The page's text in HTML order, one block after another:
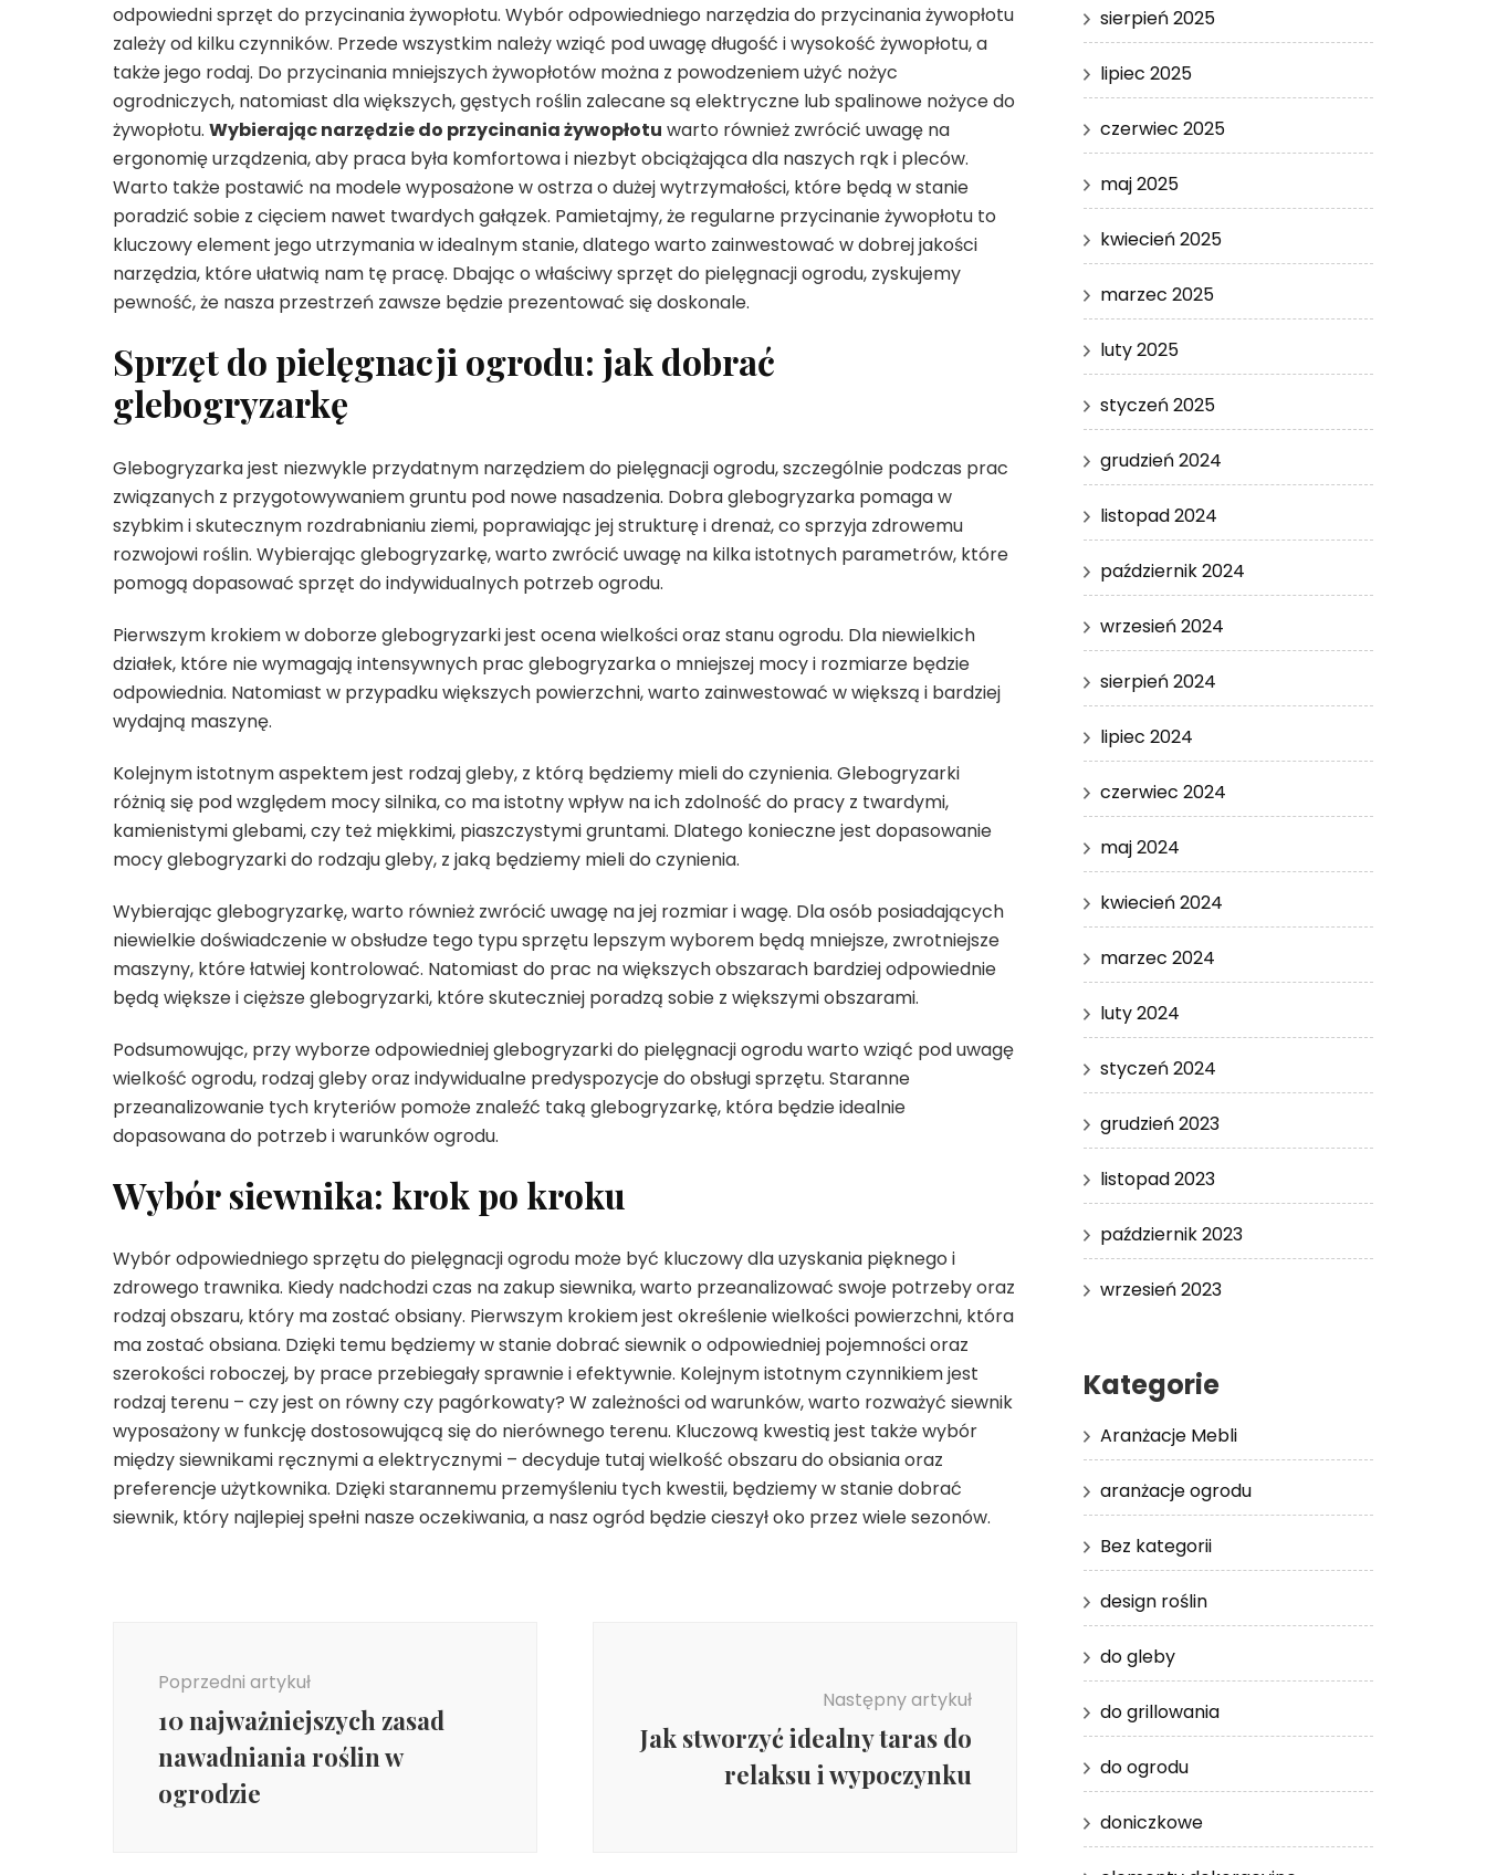
odpowiedni sprzęt do przycinania żywopłotu. Wybór odpowiedniego narzędzia do przycinania żywopłotu
zależy od kilku czynników. Przede wszystkim należy wziąć pod uwagę długość i wysokość żywopłotu, a
także jego rodaj. Do przycinania mniejszych żywopłotów można z powodzeniem użyć nożyc
ogrodniczych, natomiast dla większych, gęstych roślin zalecane są elektryczne lub spalinowe nożyce do
żywopłotu. Wybierając narzędzie do przycinania żywopłotu warto również zwrócić uwagę na
ergonomię urządzenia, aby praca była komfortowa i niezbyt obciążająca dla naszych rąk i pleców.
Warto także postawić na modele wyposażone w ostrza o dużej wytrzymałości, które będą w stanie
poradzić sobie z cięciem nawet twardych gałązek. Pamietajmy, że regularne przycinanie żywopłotu to
kluczowy element jego utrzymania w idealnym stanie, dlatego warto zainwestować w dobrej jakości
narzędzia, które ułatwią nam tę pracę. Dbając o właściwy sprzęt do pielęgnacji ogrodu, zyskujemy
pewność, że nasza przestrzeń zawsze będzie prezentować się doskonale.
Sprzęt do pielęgnacji ogrodu: jak dobrać
glebogryzarkę
Glebogryzarka jest niezwykle przydatnym narzędziem do pielęgnacji ogrodu, szczególnie podczas prac
związanych z przygotowywaniem gruntu pod nowe nasadzenia. Dobra glebogryzarka pomaga w
szybkim i skutecznym rozdrabnianiu ziemi, poprawiając jej strukturę i drenaż, co sprzyja zdrowemu
rozwojowi roślin. Wybierając glebogryzarkę, warto zwrócić uwagę na kilka istotnych parametrów, które
pomogą dopasować sprzęt do indywidualnych potrzeb ogrodu.
Pierwszym krokiem w doborze glebogryzarki jest ocena wielkości oraz stanu ogrodu. Dla niewielkich
działek, które nie wymagają intensywnych prac glebogryzarka o mniejszej mocy i rozmiarze będzie
odpowiednia. Natomiast w przypadku większych powierzchni, warto zainwestować w większą i bardziej
wydajną maszynę.
Kolejnym istotnym aspektem jest rodzaj gleby, z którą będziemy mieli do czynienia. Glebogryzarki
różnią się pod względem mocy silnika, co ma istotny wpływ na ich zdolność do pracy z twardymi,
kamienistymi glebami, czy też miękkimi, piaszczystymi gruntami. Dlatego konieczne jest dopasowanie
mocy glebogryzarki do rodzaju gleby, z jaką będziemy mieli do czynienia.
Wybierając glebogryzarkę, warto również zwrócić uwagę na jej rozmiar i wagę. Dla osób posiadających
niewielkie doświadczenie w obsłudze tego typu sprzętu lepszym wyborem będą mniejsze, zwrotniejsze
maszyny, które łatwiej kontrolować. Natomiast do prac na większych obszarach bardziej odpowiednie
będą większe i cięższe glebogryzarki, które skuteczniej poradzą sobie z większymi obszarami.
Podsumowując, przy wyborze odpowiedniej glebogryzarki do pielęgnacji ogrodu warto wziąć pod uwagę
wielkość ogrodu, rodzaj gleby oraz indywidualne predyspozycje do obsługi sprzętu. Staranne
przeanalizowanie tych kryteriów pomoże znaleźć taką glebogryzarkę, która będzie idealnie
dopasowana do potrzeb i warunków ogrodu.
Wybór siewnika: krok po kroku
Wybór odpowiedniego sprzętu do pielęgnacji ogrodu może być kluczowy dla uzyskania pięknego i
zdrowego trawnika. Kiedy nadchodzi czas na zakup siewnika, warto przeanalizować swoje potrzeby oraz
rodzaj obszaru, który ma zostać obsiany. Pierwszym krokiem jest określenie wielkości powierzchni, która
ma zostać obsiana. Dzięki temu będziemy w stanie dobrać siewnik o odpowiedniej pojemności oraz
szerokości roboczej, by prace przebiegały sprawnie i efektywnie. Kolejnym istotnym czynnikiem jest
rodzaj terenu – czy jest on równy czy pagórkowaty? W zależności od warunków, warto rozważyć siewnik
wyposażony w funkcję dostosowującą się do nierównego terenu. Kluczową kwestią jest także wybór
między siewnikami ręcznymi a elektrycznymi – decyduje tutaj wielkość obszaru do obsiania oraz
preferencje użytkownika. Dzięki starannemu przemyśleniu tych kwestii, będziemy w stanie dobrać
siewnik, który najlepiej spełni nasze oczekiwania, a nasz ogród będzie cieszył oko przez wiele sezonów.
Poprzedni artykuł
10 najważniejszych zasad
nawadniania roślin w
ogrodzie
Następny artykuł
Jak stworzyć idealny taras do
relaksu i wypoczynku
sierpień 2025
lipiec 2025
czerwiec 2025
maj 2025
kwiecień 2025
marzec 2025
luty 2025
styczeń 2025
grudzień 2024
listopad 2024
październik 2024
wrzesień 2024
sierpień 2024
lipiec 2024
czerwiec 2024
maj 2024
kwiecień 2024
marzec 2024
luty 2024
styczeń 2024
grudzień 2023
listopad 2023
październik 2023
wrzesień 2023
Kategorie
Aranżacje Mebli
aranżacje ogrodu
Bez kategorii
design roślin
do gleby
do grillowania
do ogrodu
doniczkowe